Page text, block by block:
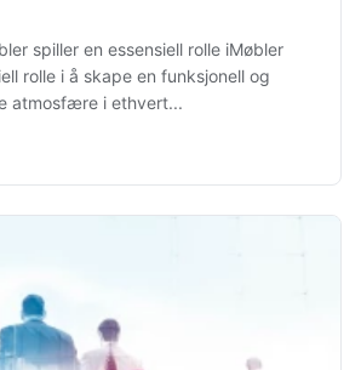
spiller en essensiell rolle iMøbler
rolle i å skape en funksjonell og
atmosfære i ethvert...